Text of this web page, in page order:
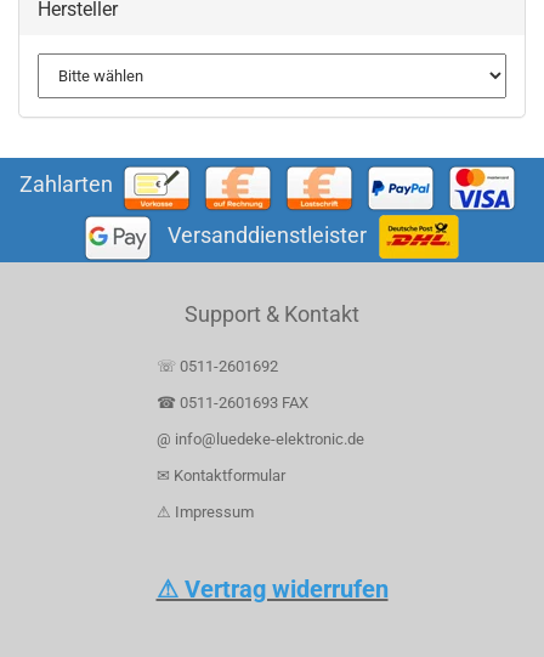
Hersteller
Zahlarten
Versanddienstleister
Support & Kontakt
☏ 0511-2601692
☎ 0511-2601693 FAX
@ info@luedeke-elektronic.de
✉ Kontaktformular
⚠ Impressum
⚠ Vertrag widerrufen